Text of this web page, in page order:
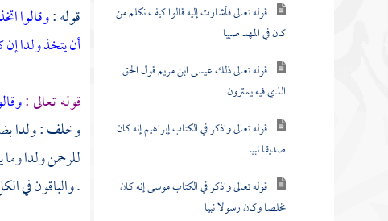
قوله تعالى فأشارت إليه قالوا كيف نكلم من
كان في المهد صبيا
قوله تعالى ذلك عيسى ابن مريم قول الحق
الذي فيه يمترون
قوله تعالى واذكر في الكتاب إبراهيم إنه كان
صديقا نبيا
قوله تعالى واذكر في الكتاب موسى إنه كان
مخلصا وكان رسولا نبيا
قوله :وقالوا
أن يتخذ ولدا
قوله تعالى :
وخلف: ولدا
للرحمن ولدا
. والباقون في